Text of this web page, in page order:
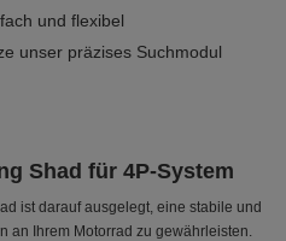
und flexibel
unser präzises Suchmodul
Shad für 4P-System
ist darauf ausgelegt, eine stabile und
an Ihrem Motorrad zu gewährleisten.